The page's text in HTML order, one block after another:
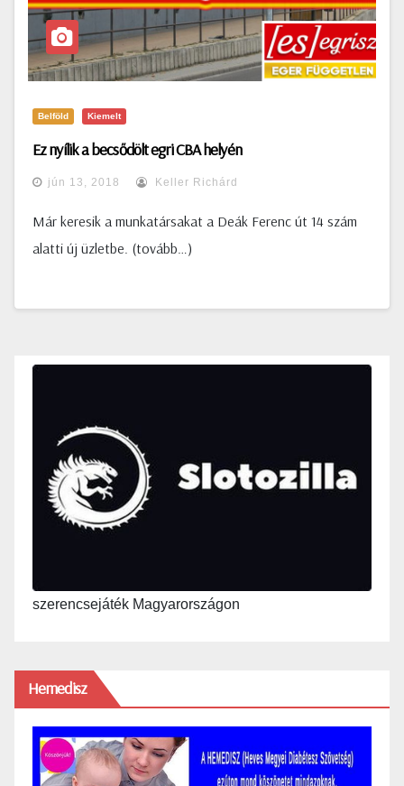
Belföld Kiemelt
Ez nyílik a becsődölt egri CBA helyén
jún 13, 2018 Keller Richárd
Már keresik a munkatársakat a Deák Ferenc út 14 szám
alatti új üzletbe. (tovább…)
szerencsejáték Magyarországon
Hemedisz